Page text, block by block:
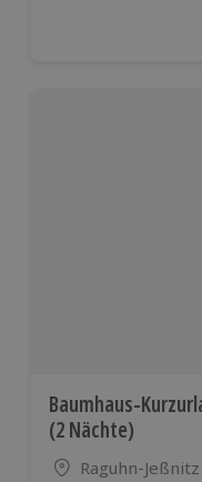
Baumhaus-
(2 Nächte)
Standort
Raguhn-Jeßnitz